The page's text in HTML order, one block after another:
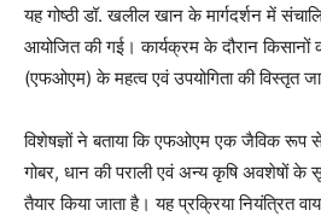
यह गोष्ठी डॉ. खलील खान के मार्गदर्शन में
आयोजित की गई। कार्यक्रम के दौरान किसानों
(एफओएम) के महत्व एवं उपयोगिता की विस्तृत
विशेषज्ञों ने बताया कि एफओएम एक जैविक
गोबर, धान की पराली एवं अन्य कृषि अवशेषों के
तैयार किया जाता है। यह प्रक्रिया नियंत्रित